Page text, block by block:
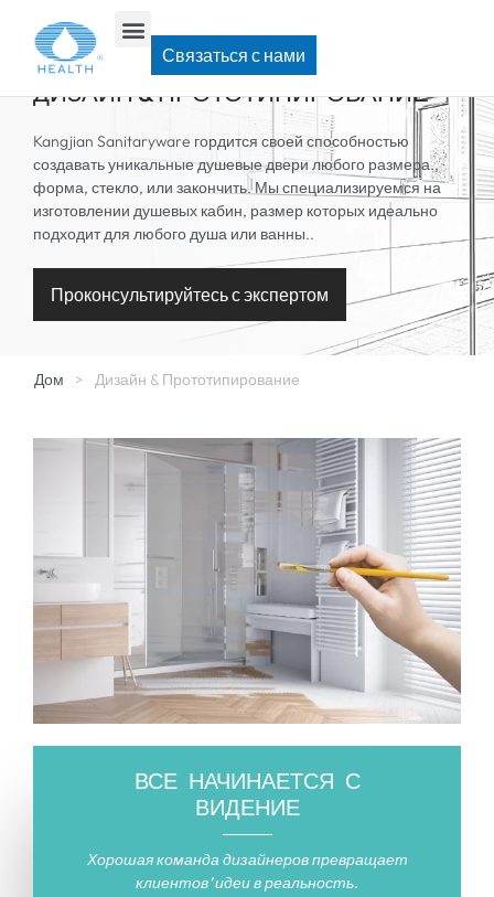
Связаться с нами
ДИЗАЙН & ПРОТОТИПИРОВАНИЕ
Kangjian Sanitaryware гордится своей способностью
создавать уникальные душевые двери любого размера.,
форма, стекло, или закончить. Мы специализируемся на
изготовлении душевых кабин, размер которых идеально
подходит для любого душа или ванны..
Проконсультируйтесь с экспертом
Дом > Дизайн & Прототипирование
ВСЕ НАЧИНАЕТСЯ С
ВИДЕНИЕ
Хорошая команда дизайнеров превращает
клиентов’ идеи в реальность.